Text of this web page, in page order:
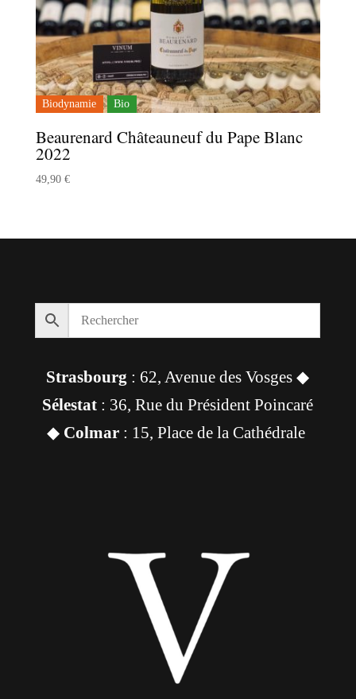
Biodynamie Bio
Beaurenard Châteauneuf du Pape Blanc
2022
49,90 €
Strasbourg : 62, Avenue des Vosges ◆
Sélestat : 36, Rue du Président Poincaré
◆ Colmar: 15, Place de la Cathédrale